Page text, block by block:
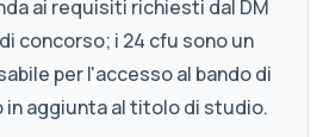
ai requisiti richiesti dal DM
concorso; i 24 cfu sono un
per l'accesso al bando di
in aggiunta al titolo di studio.